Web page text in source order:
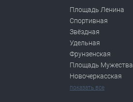
Площадь Ленина
Спортивная
Звёздная
Удельная
Фрунзенская
Площадь Мужества
Новочеркасская
показать все